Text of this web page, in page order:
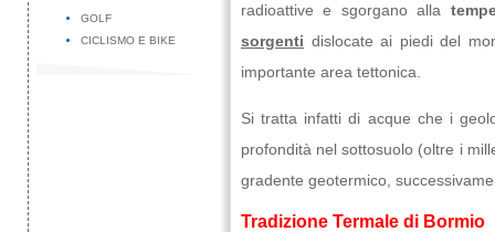
radioattive e sgorgano alla
sorgenti dislocate ai piedi del
importante area tettonica.
Si tratta infatti di acque che i
profondità nel sottosuolo (oltre i
gradente geotermico,
Tradizione Termale di Bormio
GOLF
CICLISMO E BIKE